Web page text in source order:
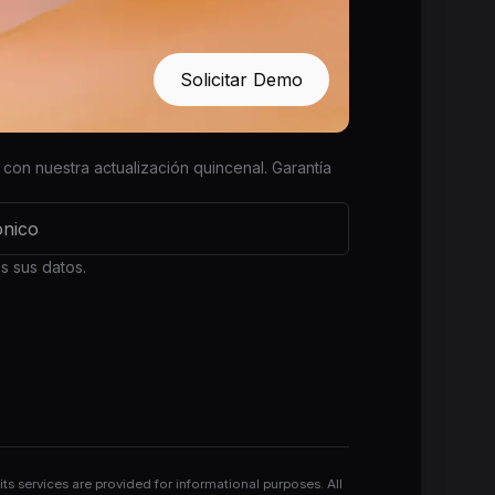
Solicitar Demo
nuestra actualización quincenal. Garantía
sus datos.
services are provided for informational purposes. All